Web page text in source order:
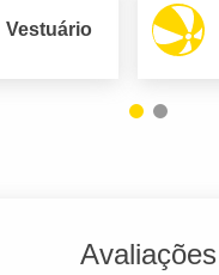
Vestuário
Avaliações